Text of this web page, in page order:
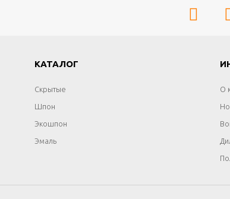
КАТАЛОГ
Скрытые
Шпон
Экошпон
Эмаль
О